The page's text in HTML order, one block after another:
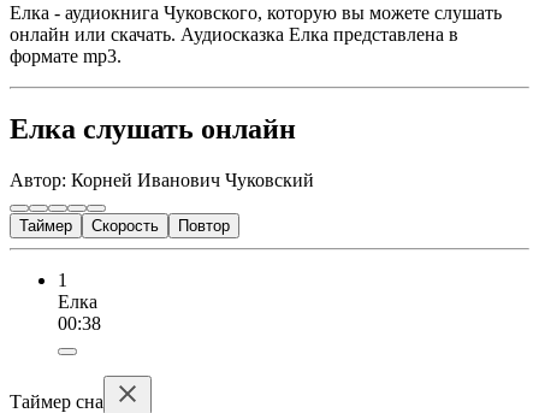
Елка - аудиокнига Чуковского, которую вы можете слушать
онлайн или скачать. Аудиосказка Елка представлена в
формате mp3.
Елка слушать онлайн
Автор: Корней Иванович Чуковский
Таймер Скорость Повтор
1
Елка
00:38
Таймер сна